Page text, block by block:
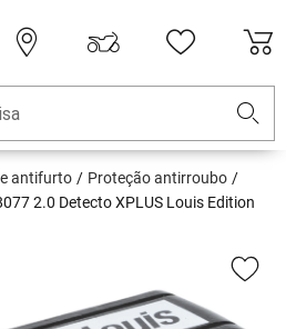
antifurto
Proteção antirroubo
2.0 Detecto XPLUS Louis Edition